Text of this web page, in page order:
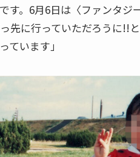
す。6月6日は〈ファンタジ
先に行っていただろうに!!
ています」